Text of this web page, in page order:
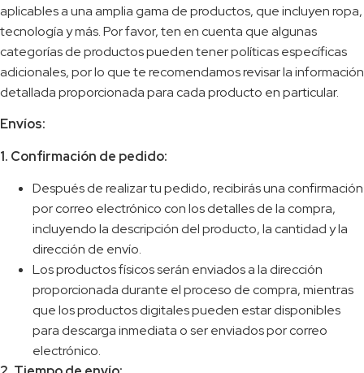
aplicables a una amplia gama de productos, que incluyen ropa,
tecnología y más. Por favor, ten en cuenta que algunas
categorías de productos pueden tener políticas específicas
adicionales, por lo que te recomendamos revisar la información
detallada proporcionada para cada producto en particular.
Envíos:
1. Confirmación de pedido:
Después de realizar tu pedido, recibirás una confirmación
por correo electrónico con los detalles de la compra,
incluyendo la descripción del producto, la cantidad y la
dirección de envío.
Los productos físicos serán enviados a la dirección
proporcionada durante el proceso de compra, mientras
que los productos digitales pueden estar disponibles
para descarga inmediata o ser enviados por correo
electrónico.